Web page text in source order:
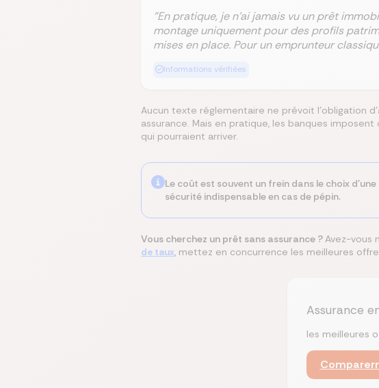
"En pratique, je n’ai jamais vu un prêt
montage uniquement pour des profils
mises en place. Pour un emprunteur
Informations vérifiées
Aucun texte réglementaire ne prévoit l'obligation
assurance. Mais en pratique, les banques
qui pourraient arriver.
Le coût est souvent un frein dans le choix
sécurité indispensable en cas de pépin.
Vous cherchez un prêt sans assurance ?Avez-vous
de taux, mettez en concurrence les meilleures
Assurance
les meilleures
Comparer